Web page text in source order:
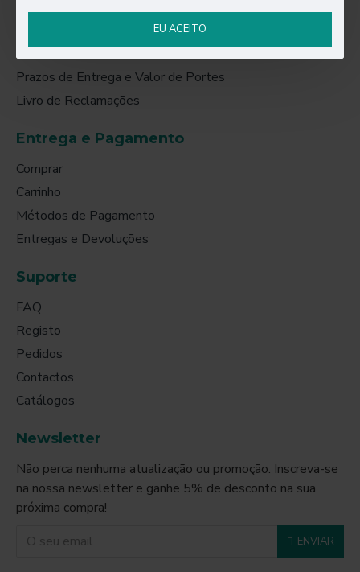
EU ACEITO
Política de Cookies
Prazos de Entrega e Valor de Portes
Livro de Reclamações
Entrega e Pagamento
Comprar
Carrinho
Métodos de Pagamento
Entregas e Devoluções
Suporte
FAQ
Registo
Pedidos
Contactos
Catálogos
Newsletter
Não perca nenhuma atualização ou promoção. Inscreva-se
na nossa newsletter e ganhe 5% de desconto na sua
próxima compra!
ENVIAR